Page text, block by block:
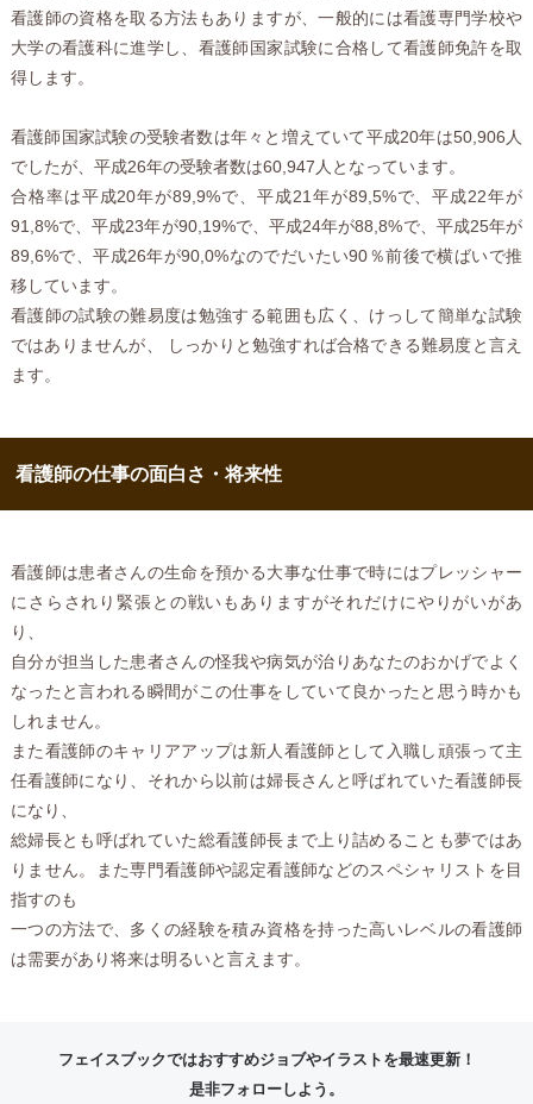
看護師の資格を取る方法もありますが、一般的には看護専門学校や
大学の看護科に進学し、看護師国家試験に合格して看護師免許を取
得します。
看護師国家試験の受験者数は年々と増えていて平成20年は50,906人
でしたが、平成26年の受験者数は60,947人となっています。
合格率は平成20年が89,9%で、平成21年が89,5%で、平成22年が
91,8%で、平成23年が90,19%で、平成24年が88,8%で、平成25年が
89,6%で、平成26年が90,0%なのでだいたい90％前後で横ばいで推
移しています。
看護師の試験の難易度は勉強する範囲も広く、けっして簡単な試験
ではありませんが、 しっかりと勉強すれば合格できる難易度と言え
ます。
看護師の仕事の面白さ・将来性
看護師は患者さんの生命を預かる大事な仕事で時にはプレッシャー
にさらされり緊張との戦いもありますがそれだけにやりがいがあ
り、
自分が担当した患者さんの怪我や病気が治りあなたのおかげでよく
なったと言われる瞬間がこの仕事をしていて良かったと思う時かも
しれません。
また看護師のキャリアアップは新人看護師として入職し頑張って主
任看護師になり、それから以前は婦長さんと呼ばれていた看護師長
になり、
総婦長とも呼ばれていた総看護師長まで上り詰めることも夢ではあ
りません。また専門看護師や認定看護師などのスペシャリストを目
指すのも
一つの方法で、多くの経験を積み資格を持った高いレベルの看護師
は需要があり将来は明るいと言えます。
フェイスブックではおすすめジョブやイラストを最速更新！
是非フォローしよう。